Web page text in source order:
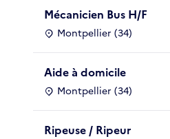
Mécanicien Bus H/F
Montpellier (34)
Aide à domicile
Montpellier (34)
Ripeuse / Ripeur